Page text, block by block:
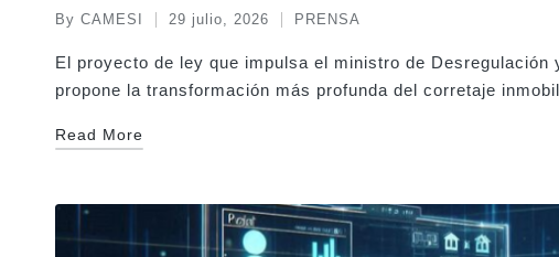
Posted
by
By CAMESI 29 julio, 2026
Posted
PRENSA
El proyecto de ley que impulsa el ministro de
propone la transformación más profunda del corretaje
Read More